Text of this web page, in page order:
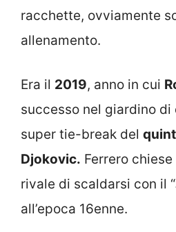
racchette, ovviamente
allenamento.
Era il 2019, anno in cui
successo nel giardino di
super tie-break del
Djokovic. Ferrero
rivale di scaldarsi con il “
all’epoca 16enne.